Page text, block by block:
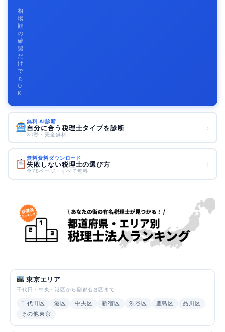
相
場
観
の
確
認
だ
け
で
も
O
K
無料 AI診断
自分に合う税理士タイプを診断
30秒・完全無料
›
無料資料ダウンロード
失敗しない税理士の選び方
全78ページ・すべて無料
›
東京エリア
千代田・中央・港区から副都心各区まで
千代田区 港区 中央区 新宿区 渋谷区 豊島区
品川区
その他東京